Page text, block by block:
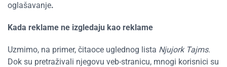
oglašavanje.
Kada reklame ne izgledaju kao reklame
Uzmimo, na primer, čitaoce uglednog lista Njujork Tajms.
Dok su pretraživali njegovu veb-stranicu, mnogi korisnici su